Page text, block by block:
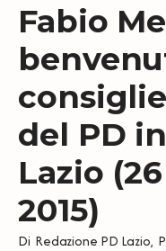
Fabio
del PD
Lazio
2015)
Di Redazione PD Lazio,